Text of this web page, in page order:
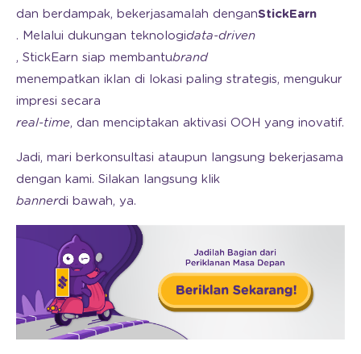
dan berdampak, bekerjasamalah denganStickEarn
. Melalui dukungan teknologidata-driven
, StickEarn siap membantubrand
menempatkan iklan di lokasi paling strategis, mengukur
impresi secara
real-time, dan menciptakan aktivasi OOH yang inovatif.
Jadi, mari berkonsultasi ataupun langsung bekerjasama
dengan kami. Silakan langsung klik
bannerdi bawah, ya.